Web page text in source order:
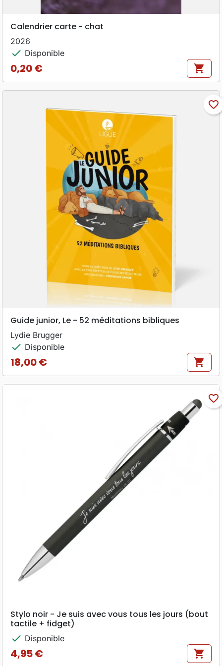
Calendrier carte - chat
2026
check Disponible
Prix
0,20 € shopping_cart
favorite_border
Guide junior, Le - 52 méditations bibliques
Lydie Brugger
check Disponible
Prix
18,00 € shopping_cart
favorite_border
Stylo noir - Je suis avec vous tous les jours (bout
tactile + fidget)
check Disponible
Prix
4,95 € shopping_cart